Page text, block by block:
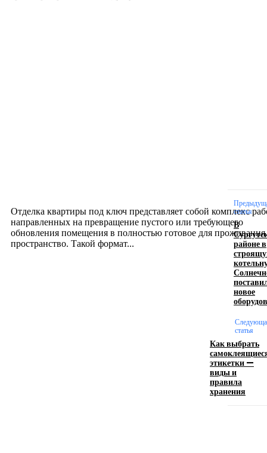
Отделка квартиры под ключ представляет собой комплекс
направленных на превращение пустого или требующего
обновления помещения в полностью готовое для проживания
пространство. Такой формат...
логотипом: эффективный инструмент бренда
Девушка в бокале: легендарный номер бурлеска
статья
В
районе в
новое
статья
Как выбрать
этикетки —
виды и
правила
хранения